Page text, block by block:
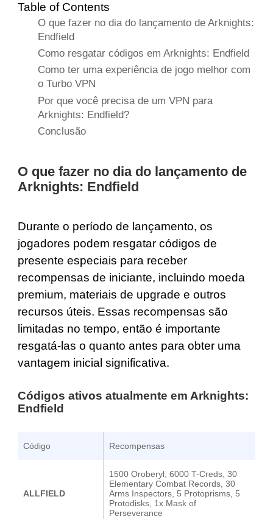
Table of Contents
O que fazer no dia do lançamento de Arknights:
Endfield
Como resgatar códigos em Arknights: Endfield
Como ter uma experiência de jogo melhor com
o Turbo VPN
Por que você precisa de um VPN para
Arknights: Endfield?
Conclusão
O que fazer no dia do lançamento de
Arknights: Endfield
Durante o período de lançamento, os
jogadores podem resgatar códigos de
presente especiais para receber
recompensas de iniciante, incluindo moeda
premium, materiais de upgrade e outros
recursos úteis. Essas recompensas são
limitadas no tempo, então é importante
resgatá-las o quanto antes para obter uma
vantagem inicial significativa.
Códigos ativos atualmente em Arknights:
Endfield
Código Recompensas
ALLFIELD
1500 Oroberyl, 6000 T-Creds, 30
Elementary Combat Records, 30
Arms Inspectors, 5 Protoprisms, 5
Protodisks, 1x Mask of
Perseverance